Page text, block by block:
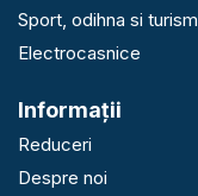
Sport, odihna si turism
Electrocasnice
Informaţii
Reduceri
Despre noi